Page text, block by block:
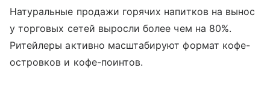
Натуральные продажи горячих напитков на вынос
у торговых сетей выросли более чем на 80%.
Ритейлеры активно масштабируют формат кофе-
островков и кофе-поинтов.